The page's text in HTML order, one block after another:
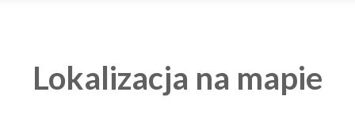
Lokalizacja na mapie